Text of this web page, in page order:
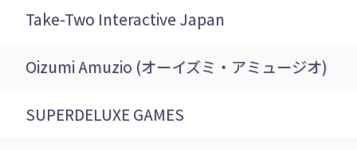
Take-Two Interactive Japan
Oizumi Amuzio (オーイズミ・アミュージオ)
SUPERDELUXE GAMES